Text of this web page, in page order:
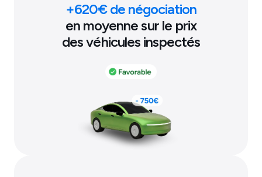
+620€ de négociation
en moyenne sur le prix
des véhicules inspectés